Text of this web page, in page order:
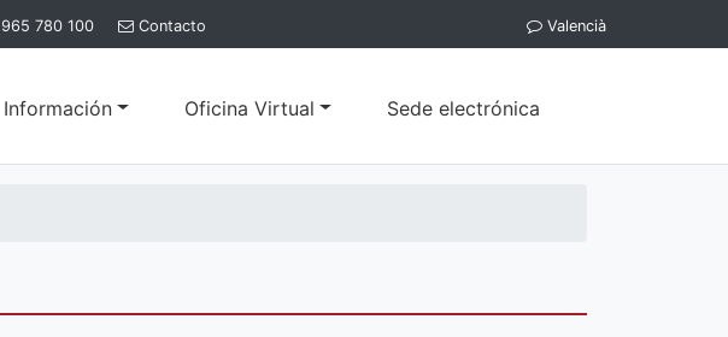
965 780 100 Contacto Valencià
Información Oficina Virtual Sede electrónica